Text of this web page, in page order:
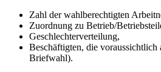
Zahl der wahlberechtigten
Zuordnung zu Betrieb/
Geschlechterverteilung,
Beschäftigten, die voraussichtlich
Briefwahl).